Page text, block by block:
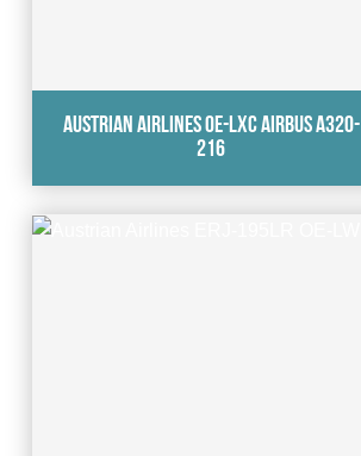
Austrian Airlines OE-LXC Airbus A320-
216